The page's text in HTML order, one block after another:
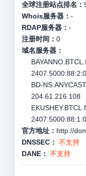
全球注册站点排名：
Whois服务器： -
RDAP服务器： -
注册时间： 0
域名服务器：
BD-
204.61.216.108
官方地址： http://
DNSSEC： 不支持
DANE： 不支持